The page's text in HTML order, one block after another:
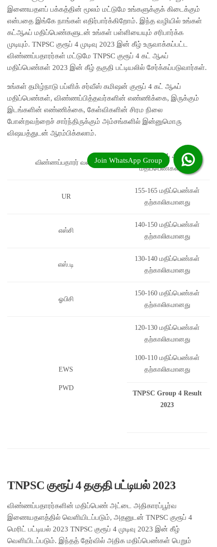
இணையதளப் பக்கத்தின் மூலம் மட்டுமே உங்களுக்குக் கிடைக்கும்
என்பதை இங்கே நாங்கள் எதிர்பார்க்கிறோம். இந்த வழியில் உங்கள்
கட்ஆஃப் மதிப்பெண்களுடன் உங்கள் பள்ளியையும் சரிபார்க்க
முடியும். TNPSC குரூப் 4 முடிவு 2023 இன் கீழ் உருவாக்கப்பட்ட
விண்ணப்பதாரர்கள் மட்டுமே TNPSC குரூப் 4 கட் ஆஃப்
மதிப்பெண்கள் 2023 இன் கீழ் தகுதி பட்டியலில் சேர்க்கப்படுவார்கள்.
உங்கள் தமிழ்நாடு பப்ளிக் சர்வீஸ் கமிஷன் குரூப் 4 கட் ஆஃப்
மதிப்பெண்கள், விண்ணப்பித்தவர்களின் எண்ணிக்கை, இருக்கும்
இடங்களின் எண்ணிக்கை, கேள்விகளின் சிரம நிலை
போன்றவற்றைச் சார்ந்திருக்கும் அம்சங்களில் இன்னுமொரு
விஷயத்துடன் ஆரம்பிக்கலாம்.
விண்ணப்பதாரர் வகை
TNPSC குரூப் 4 கட் ஆஃப்
மதிப்பெண்கள் 2023
UR
155-165 மதிப்பெண்கள்
தற்காலிகமானது
எஸ்சி
140-150 மதிப்பெண்கள்
தற்காலிகமானது
எஸ்.டி
130-140 மதிப்பெண்கள்
தற்காலிகமானது
ஓபிசி
150-160 மதிப்பெண்கள்
தற்காலிகமானது
EWS
PWD
120-130 மதிப்பெண்கள்
தற்காலிகமானது
100-110 மதிப்பெண்கள்
தற்காலிகமானது
TNPSC Group 4 Result
2023
TNPSC குரூப் 4 தகுதி பட்டியல் 2023
விண்ணப்பதாரர்களின் மதிப்பெண் அட்டை அதிகாரப்பூர்வ
இணையதளத்தில் வெளியிடப்படும், அதனுடன் TNPSC குரூப் 4
மெரிட் பட்டியல் 2023 TNPSC குரூப் 4 முடிவு 2023 இன் கீழ்
வெளியிடப்படும். இந்தத் தேர்வில் அதிக மதிப்பெண்கள் பெறும்